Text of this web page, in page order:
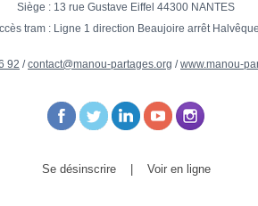
Siège : 13 rue Gustave Eiffel 44300 NANTES
tram : Ligne 1 direction Beaujoire arrêt
92 /contact@manou-partages.org /www.manou-
Se désinscrire Voir en ligne